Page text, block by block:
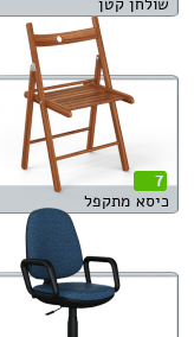
7
כיסא מתקפל